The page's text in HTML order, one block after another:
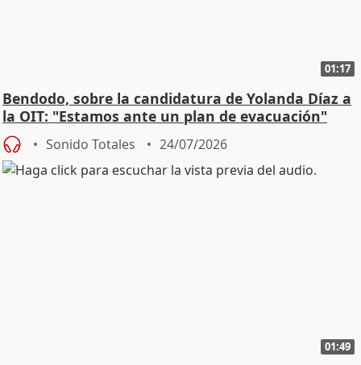
01:17
Bendodo, sobre la candidatura de Yolanda Díaz a
la OIT: "Estamos ante un plan de evacuación"
Sonido Totales 24/07/2026
01:49